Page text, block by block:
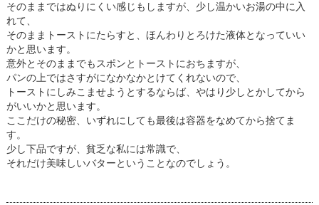
そのままではぬりにくい感じもしますが、少し温かいお湯の中に入
れて、
そのままトーストにたらすと、ほんわりとろけた液体となっていい
かと思います。
意外とそのままでもスポンとトーストにおちますが、
パンの上ではさすがになかなかとけてくれないので、
トーストにしみこませようとするならば、やはり少しとかしてから
がいいかと思います。
ここだけの秘密、いずれにしても最後は容器をなめてから捨てま
す。
少し下品ですが、貧乏な私には常識で、
それだけ美味しいバターということなのでしょう。